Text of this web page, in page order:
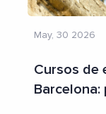
May, 30 2026
Cursos de